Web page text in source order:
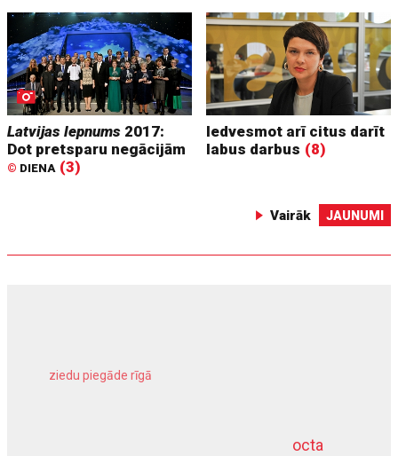
Latvijas lepnums 2017:
Dot pretsparu negācijām
© DIENA (3)
Iedvesmot arī citus darīt
labus darbus (8)
Vairāk JAUNUMI
octa
ziedu piegāde rīgā
dziļurbums